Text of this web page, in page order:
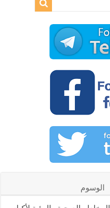
الوسوم